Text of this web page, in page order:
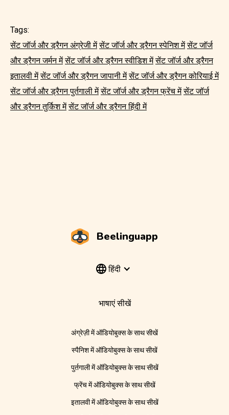
Tags:
सेंट जॉर्ज और ड्रैगन अंग्रेजी में सेंट जॉर्ज और ड्रैगन स्पेनिश में सेंट जॉर्ज
और ड्रैगन जर्मन में सेंट जॉर्ज और ड्रैगन स्वीडिश में सेंट जॉर्ज और ड्रैगन
इतालवी में सेंट जॉर्ज और ड्रैगन जापानी में सेंट जॉर्ज और ड्रैगन कोरियाई में
सेंट जॉर्ज और ड्रैगन पुर्तगाली में सेंट जॉर्ज और ड्रैगन फ्रेंच में सेंट जॉर्ज
और ड्रैगन तुर्किश में सेंट जॉर्ज और ड्रैगन हिंदी में
Beelinguapp
हिंदी
भाषाएं सीखें
अंग्रेज़ी में ऑडियोबुक्स के साथ सीखें
स्पैनिश में ऑडियोबुक्स के साथ सीखें
पुर्तगाली में ऑडियोबुक्स के साथ सीखें
फ्रेंच में ऑडियोबुक्स के साथ सीखें
इतालवी में ऑडियोबुक्स के साथ सीखें